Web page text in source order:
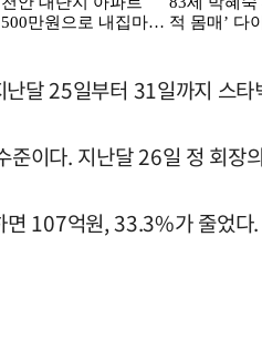
달 25일부터 31일까지 스
다. 지난달 26일 정 회장
107억원, 33.3%가 줄었